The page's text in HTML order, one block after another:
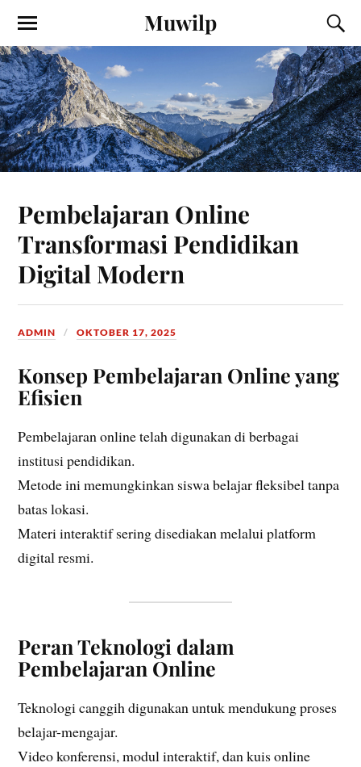
Muwilp
Pembelajaran Online
Transformasi Pendidikan
Digital Modern
ADMIN OKTOBER 17, 2025
Konsep Pembelajaran Online yang
Efisien
Pembelajaran online telah digunakan di berbagai
institusi pendidikan.
Metode ini memungkinkan siswa belajar fleksibel tanpa
batas lokasi.
Materi interaktif sering disediakan melalui platform
digital resmi.
Peran Teknologi dalam
Pembelajaran Online
Teknologi canggih digunakan untuk mendukung proses
belajar-mengajar.
Video konferensi, modul interaktif, dan kuis online